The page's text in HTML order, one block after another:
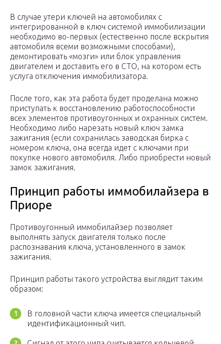
В случае утери ключей на автомобилях с
интегрированной в ключ системой иммобилизации
необходимо во-первых (естественно после вскрытия
автомобиля всеми возможными способами),
демонтировать «мозги» или блок управления
двигателем и доставить его в СТО, на котором есть
услуга отключения иммобилизатора.
После того, как эта работа будет проделана можно
приступать к восстановлению работоспособности
всех элементов противоугонных и охранных систем.
Необходимо либо нарезать новый ключ замка
зажигания (если сохранилась заводская бирка с
номером ключа, она всегда идет с ключами при
покупке нового автомобиля. Либо приобрести новый
замок зажигания.
Принцип работы иммобилайзера в
Приоре
Противоугонный иммобилайзер позволяет
выполнять запуск двигателя только после
распознавания ключа, установленного в замок
зажигания.
Принцип работы такого устройства выглядит таким
образом:
В головной части ключа имеется специальный
идентификационный чип.